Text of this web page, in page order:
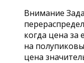
Внимание
когда цена
на
цена